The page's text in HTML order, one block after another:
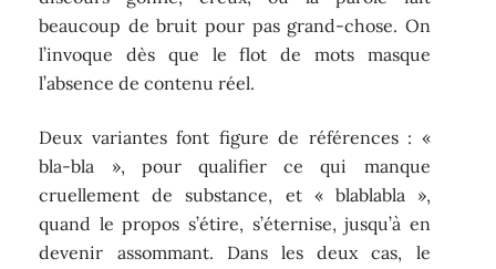
beaucoup de bruit pour pas grand-chose. On
l’invoque dès que le flot de mots masque
l’absence de contenu réel.
Deux variantes font figure de références : «
bla-bla », pour qualifier ce qui manque
cruellement de substance, et « blablabla »,
quand le propos s’étire, s’éternise, jusqu’à en
devenir assommant. Dans les deux cas, le